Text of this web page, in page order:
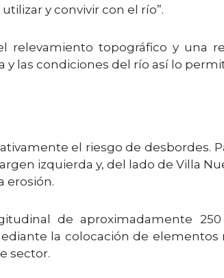
y convivir con el río”.
relevamiento topográfico y una
las condiciones del río así lo
el riesgo de desbordes.
izquierda y, del lado de Villa
erosión.
de aproximadamente
la colocación de
sector.